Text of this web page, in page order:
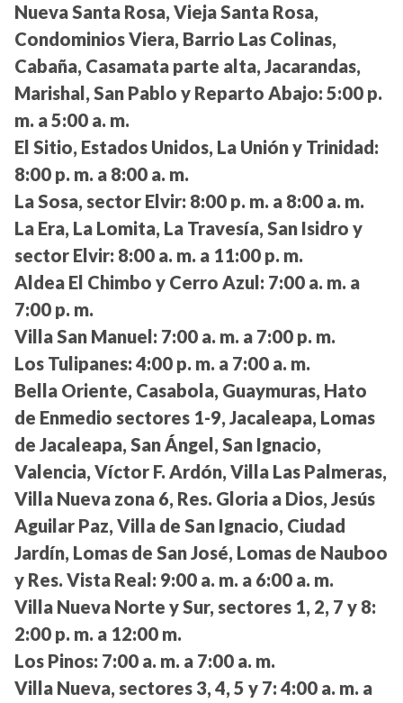
Nueva Santa Rosa, Vieja Santa Rosa,
Condominios Viera, Barrio Las Colinas,
Cabaña, Casamata parte alta, Jacarandas,
Marishal, San Pablo y Reparto Abajo: 5:00 p.
m. a 5:00 a. m.
El Sitio, Estados Unidos, La Unión y Trinidad:
8:00 p. m. a 8:00 a. m.
La Sosa, sector Elvir: 8:00 p. m. a 8:00 a. m.
La Era, La Lomita, La Travesía, San Isidro y
sector Elvir: 8:00 a. m. a 11:00 p. m.
Aldea El Chimbo y Cerro Azul: 7:00 a. m. a
7:00 p. m.
Villa San Manuel: 7:00 a. m. a 7:00 p. m.
Los Tulipanes: 4:00 p. m. a 7:00 a. m.
Bella Oriente, Casabola, Guaymuras, Hato
de Enmedio sectores 1-9, Jacaleapa, Lomas
de Jacaleapa, San Ángel, San Ignacio,
Valencia, Víctor F. Ardón, Villa Las Palmeras,
Villa Nueva zona 6, Res. Gloria a Dios, Jesús
Aguilar Paz, Villa de San Ignacio, Ciudad
Jardín, Lomas de San José, Lomas de Nauboo
y Res. Vista Real: 9:00 a. m. a 6:00 a. m.
Villa Nueva Norte y Sur, sectores 1, 2, 7 y 8:
2:00 p. m. a 12:00 m.
Los Pinos: 7:00 a. m. a 7:00 a. m.
Villa Nueva, sectores 3, 4, 5 y 7: 4:00 a. m. a